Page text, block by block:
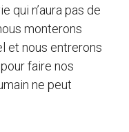
qui n’aura pas de
monterons
et nous entrerons
faire nos
ne peut